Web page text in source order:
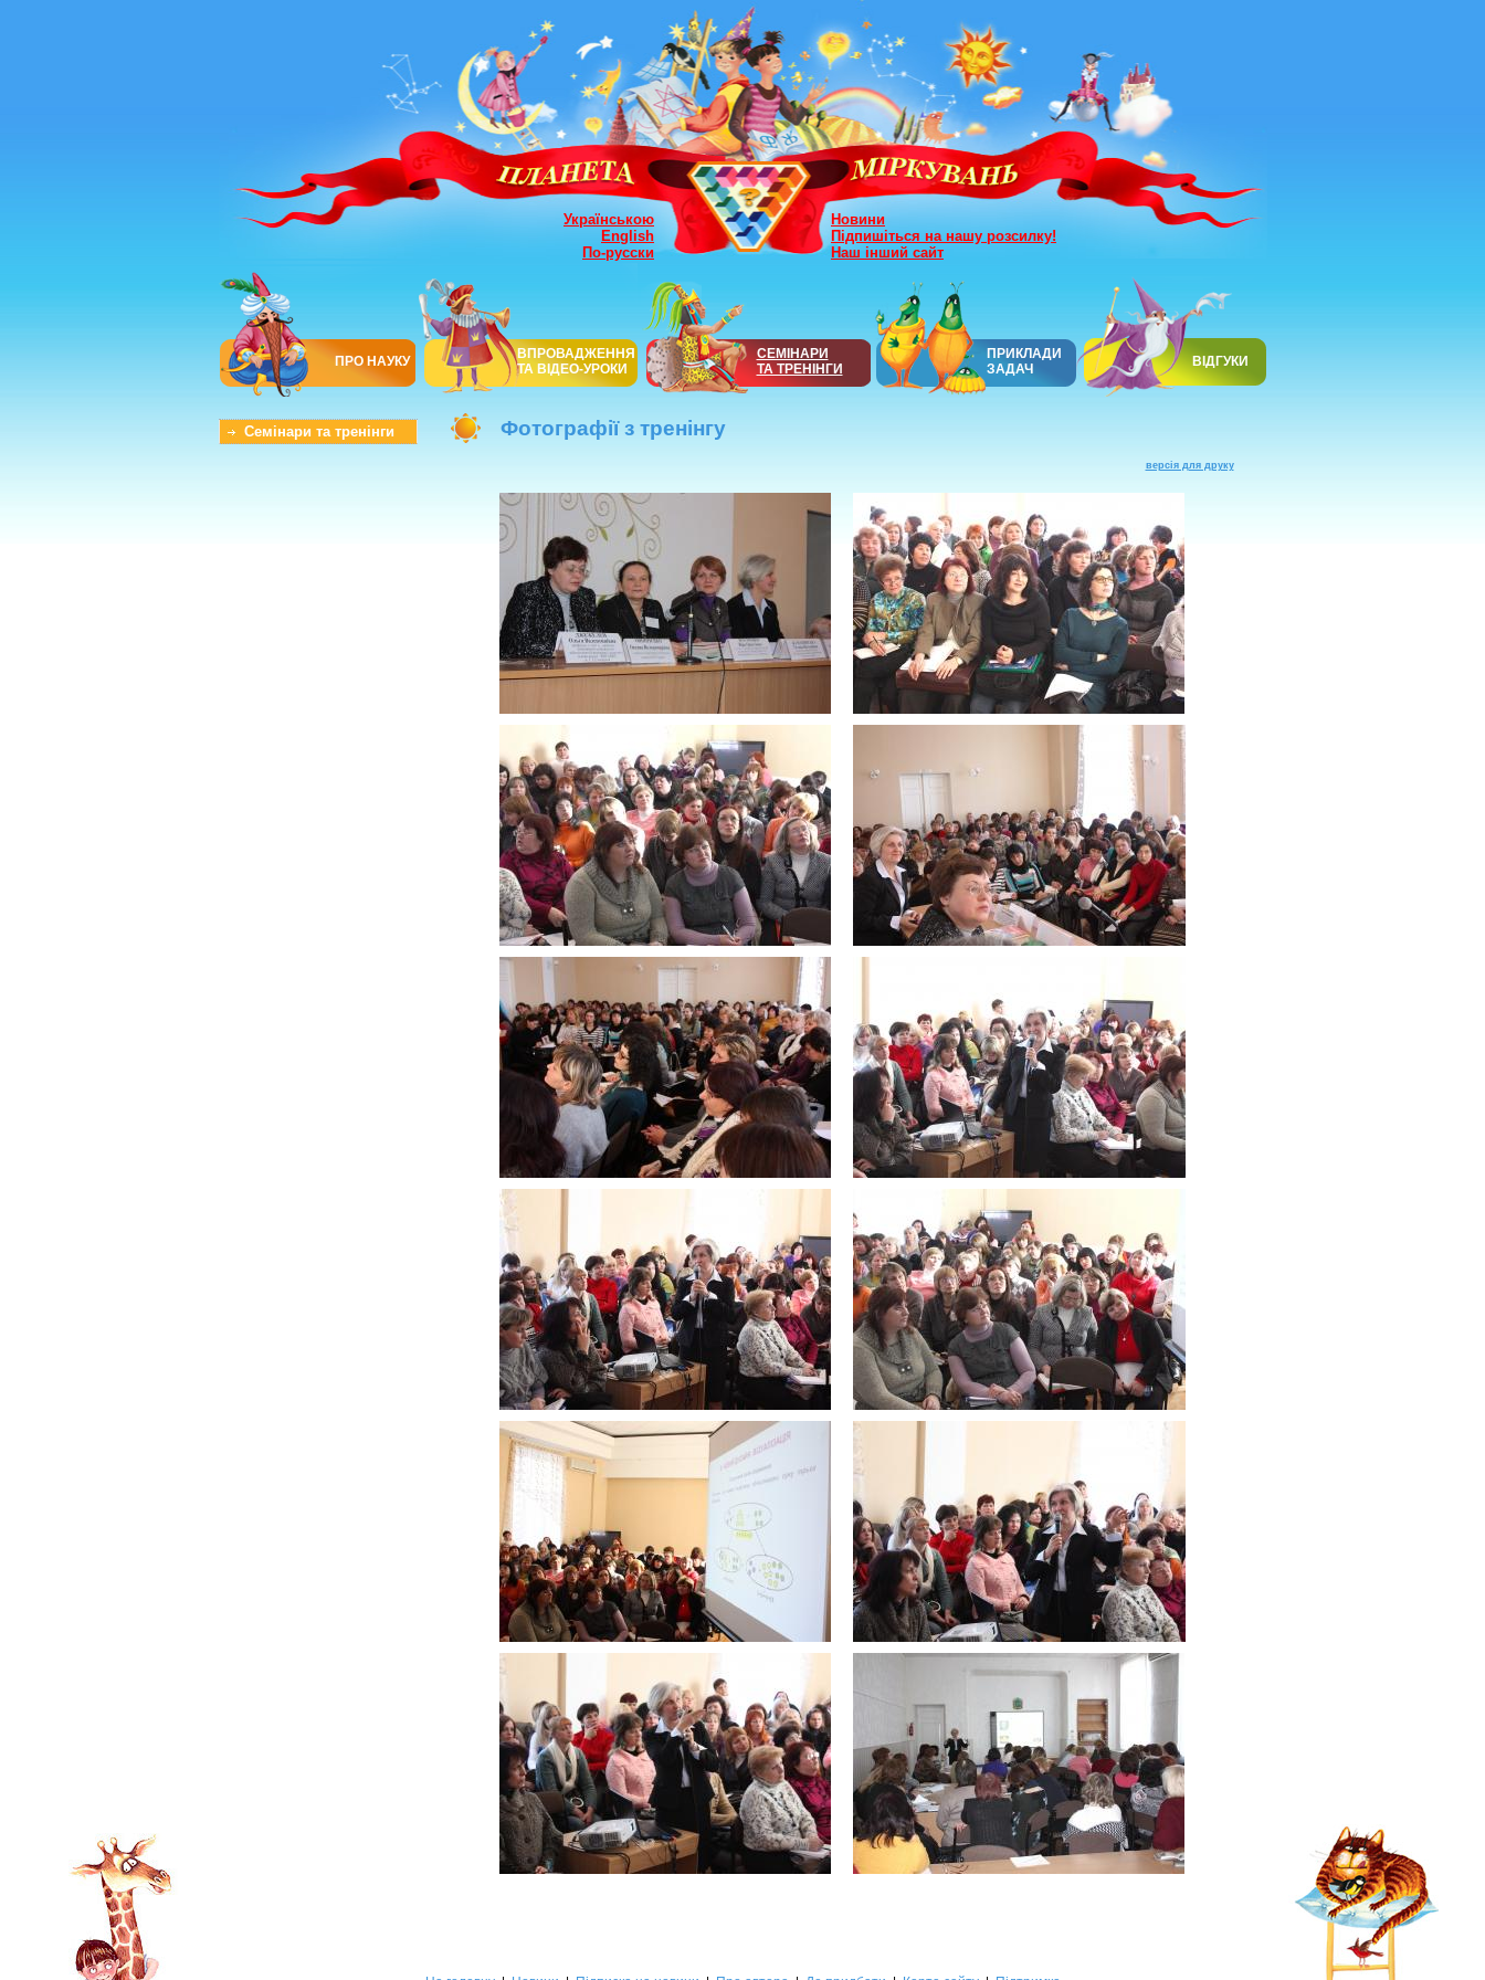
Українською
English
По-русски
Новини
Підпишіться на нашу розсилку!
Наш інший сайт
ПРО НАУКУ
ВПРОВАДЖЕННЯ
ТА ВІДЕО-УРОКИ
СЕМІНАРИ
ТА ТРЕНІНГИ
ПРИКЛАДИ
ЗАДАЧ
ВІДГУКИ
Семінари та тренінги Фотографії з тренінгу
версія для друку